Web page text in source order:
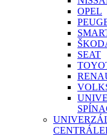
OPEL
SEAT